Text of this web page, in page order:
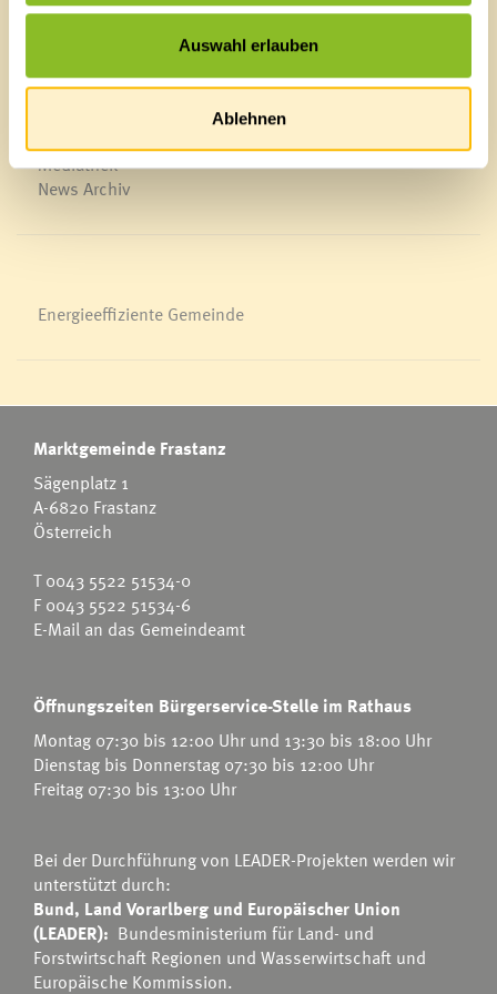
Auswahl erlauben
Ablehnen
Schnellzugriff
Veröffentlichungsportal
Ortsplan
Mediathek
News Archiv
Energieeffiziente Gemeinde
Marktgemeinde Frastanz
Sägenplatz 1
A-6820 Frastanz
Österreich
T0043 5522 51534-0
F 0043 5522 51534-6
E-Mail an das Gemeindeamt
Öffnungszeiten Bürgerservice-Stelle im Rathaus
Montag 07:30 bis 12:00 Uhr und 13:30 bis 18:00 Uhr
Dienstag bis Donnerstag 07:30 bis 12:00 Uhr
Freitag 07:30 bis 13:00 Uhr
Bei der Durchführung von LEADER-Projekten werden wir
unterstützt durch:
Bund, Land Vorarlberg und Europäischer Union
(LEADER): Bundesministerium für Land- und
Forstwirtschaft Regionen und Wasserwirtschaft und
Europäische Kommission.